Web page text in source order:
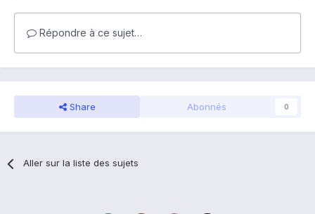
Répondre à ce sujet…
Share Abonnés 0
Aller sur la liste des sujets